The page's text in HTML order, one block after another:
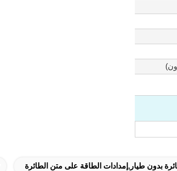
بدون طيار,إمدادات الطاقة على متن الطائرة